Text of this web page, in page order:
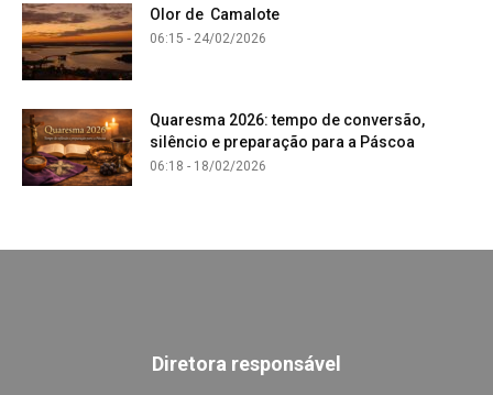
Olor de Camalote
06:15 - 24/02/2026
Quaresma 2026: tempo de conversão,
silêncio e preparação para a Páscoa
06:18 - 18/02/2026
Diretora responsável